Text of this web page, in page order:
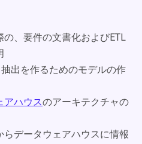
の、要件の文書化およびETL
出を作るためのモデルの作
アハウスのアーキテクチャの
らデータウェアハウスに情報